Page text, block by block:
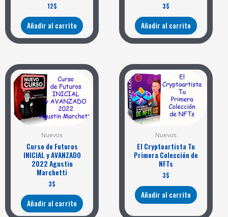
12$
Añadir al carrito
3$
Añadir al carrito
Nuevos
Curso de Futuros
INICIAL y AVANZADO
2022 Agustin
Marchetti
3$
Añadir al carrito
Nuevos
El Cryptoartista Tu
Primera Colección de
NFTs
3$
Añadir al carrito